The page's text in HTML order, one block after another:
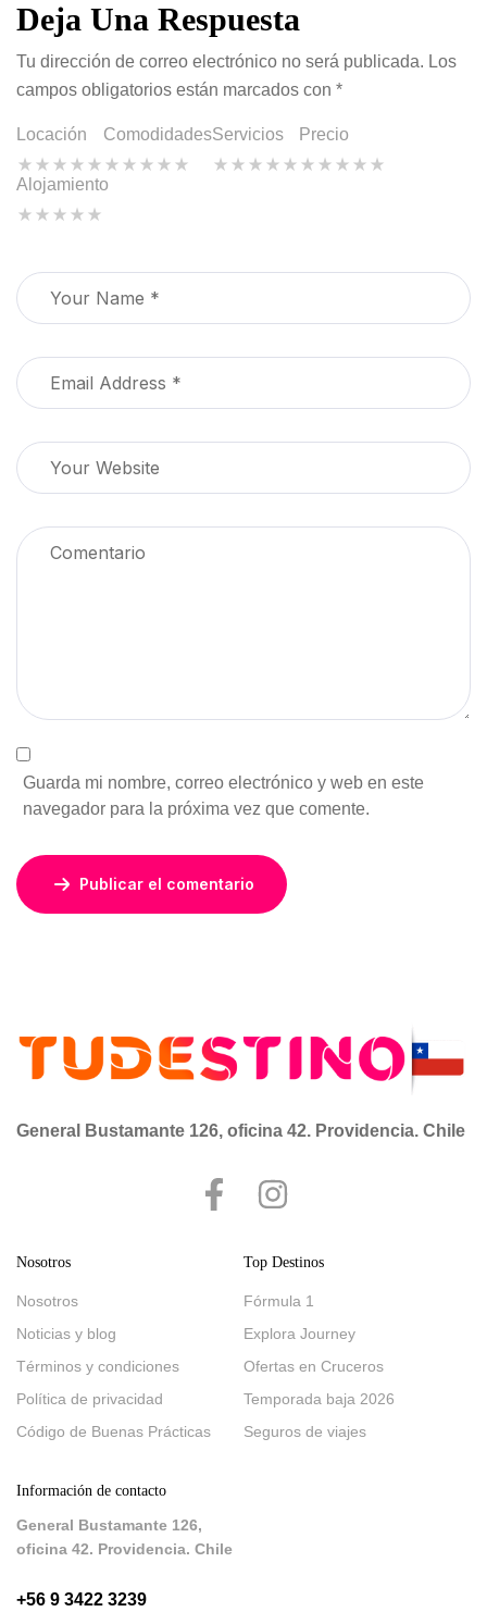
Deja Una Respuesta
Tu dirección de correo electrónico no será publicada. Los
campos obligatorios están marcados con *
Locación ComodidadesServicios Precio
Alojamiento
Guarda mi nombre, correo electrónico y web en este
navegador para la próxima vez que comente.
Publicar el comentario
General Bustamante 126, oficina 42. Providencia. Chile
Nosotros
Nosotros
Noticias y blog
Términos y condiciones
Política de privacidad
Código de Buenas Prácticas
Top Destinos
Fórmula 1
Explora Journey
Ofertas en Cruceros
Temporada baja 2026
Seguros de viajes
Información de contacto
General Bustamante 126,
oficina 42. Providencia. Chile
+56 9 3422 3239